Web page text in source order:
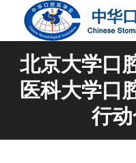
北京大学口
医科大学口
行